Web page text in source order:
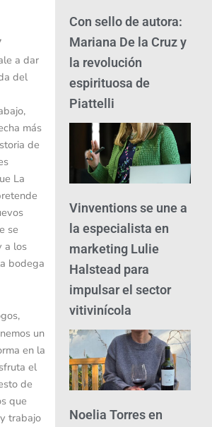
a dar
del
más
de
La
se
a los
bodega
un
en la
el
de
que
trabajo
Con sello de autora:
Mariana De la Cruz y
la revolución
espirituosa de
Piattelli
Vinventions se une a
la especialista en
marketing Lulie
Halstead para
impulsar el sector
vitivinícola
Noelia Torres en